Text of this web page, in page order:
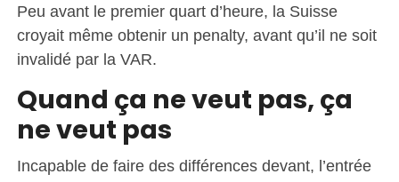
Peu avant le premier quart d’heure, la Suisse
croyait même obtenir un penalty, avant qu’il ne soit
invalidé par la VAR.
Quand ça ne veut pas, ça
ne veut pas
Incapable de faire des différences devant, l’entrée